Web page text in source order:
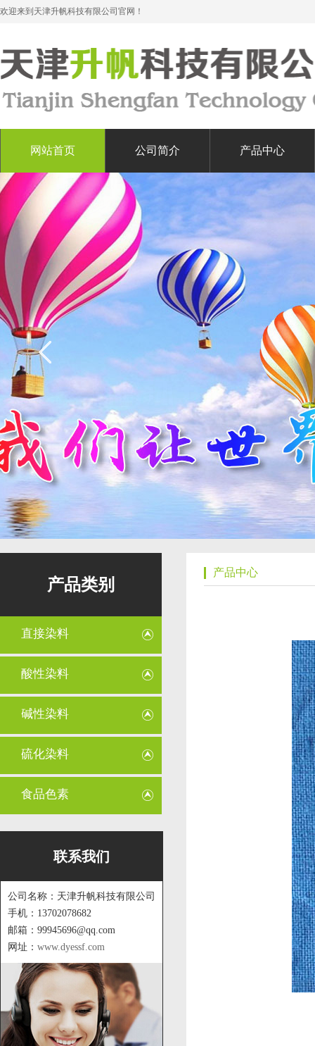
欢迎来到天津升帆科技有限公司官网！
网站首页 公司简介 产品中心
产品类别
直接染料
酸性染料
碱性染料
硫化染料
食品色素
联系我们
公司名称：天津升帆科技有限公司
手机：13702078682
邮箱：99945696@qq.com
网址： www.dyessf.com
产品中心